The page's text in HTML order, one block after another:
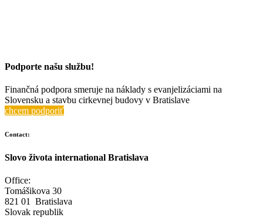
Podporte našu službu!
Finančná podpora smeruje na náklady s evanjelizáciami na
Slovensku a stavbu cirkevnej budovy v Bratislave
chcem podporiť
Contact:
Slovo života international Bratislava
Office:
Tomášikova 30
821 01 Bratislava
Slovak republik